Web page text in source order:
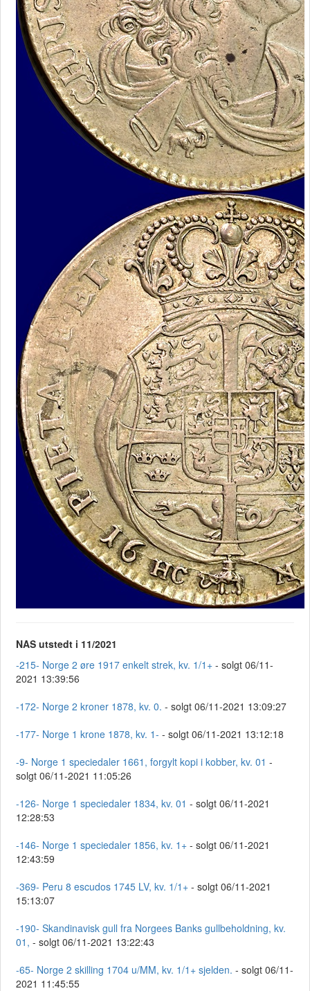
NAS utstedt i 11/2021
-215- Norge 2 øre 1917 enkelt strek, kv. 1/1+ - solgt 06/11-
2021 13:39:56
-172- Norge 2 kroner 1878, kv. 0. - solgt 06/11-2021 13:09:27
-177- Norge 1 krone 1878, kv. 1- - solgt 06/11-2021 13:12:18
-9- Norge 1 speciedaler 1661, forgylt kopi i kobber, kv. 01 -
solgt 06/11-2021 11:05:26
-126- Norge 1 speciedaler 1834, kv. 01 - solgt 06/11-2021
12:28:53
-146- Norge 1 speciedaler 1856, kv. 1+ - solgt 06/11-2021
12:43:59
-369- Peru 8 escudos 1745 LV, kv. 1/1+ - solgt 06/11-2021
15:13:07
-190- Skandinavisk gull fra Norgees Banks gullbeholdning, kv.
01, - solgt 06/11-2021 13:22:43
-65- Norge 2 skilling 1704 u/MM, kv. 1/1+ sjelden. - solgt 06/11-
2021 11:45:55